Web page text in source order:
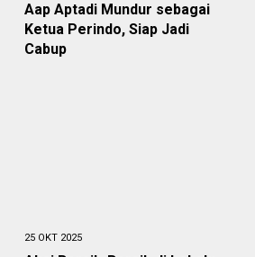
Aap Aptadi Mundur sebagai
Ketua Perindo, Siap Jadi
Cabup
25 OKT 2025